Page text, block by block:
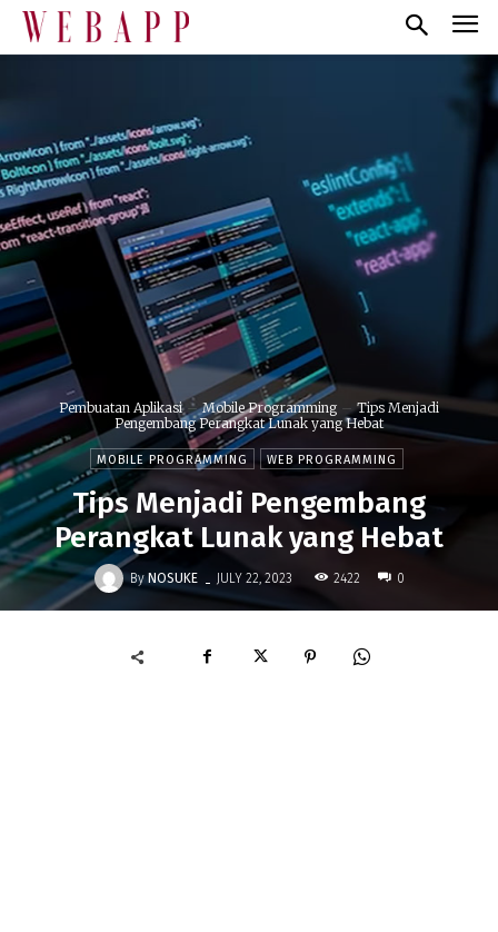
Pembuatan Aplikasi Mobile Programming
Tips Menjadi
Pengembang Perangkat Lunak yang Hebat
MOBILE PROGRAMMING WEB PROGRAMMING
Tips Menjadi Pengembang
Perangkat Lunak yang Hebat
By NOSUKE - JULY 22, 2023 2422 0